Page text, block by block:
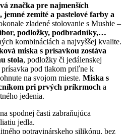
značka pre najmenších
zemité a pastelové farby a
zladené stolovanie s Mushie –
podložky, podbradníky,…
kombináciách a najvyššej kvalite.
miska s prísavkou zostáva
stola, podložky či jedálenskej
pod tlakom priľne k
na svojom mieste. Miska s
pri prvých príkrmoch a
jedenia.
spodnej časti zabraňujúca
jedla.
potravinárskeho silikónu, bez